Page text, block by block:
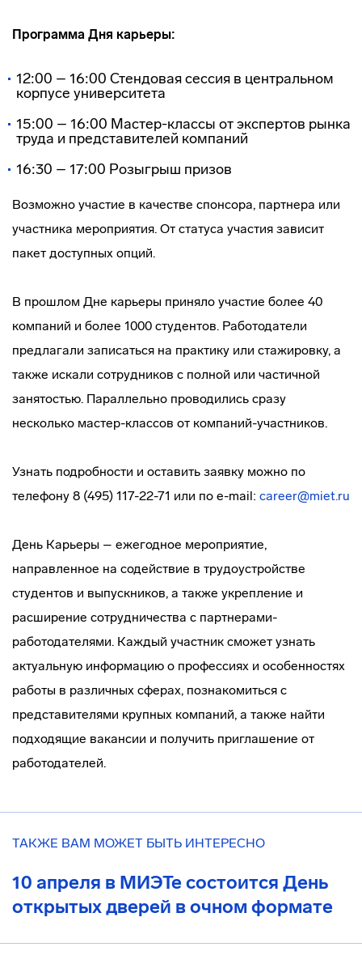
Программа Дня карьеры:
12:00 – 16:00 Стендовая сессия в центральном
корпусе университета
15:00 – 16:00 Мастер-классы от экспертов рынка
труда и представителей компаний
16:30 – 17:00 Розыгрыш призов
Возможно участие в качестве спонсора, партнера или
участника мероприятия. От статуса участия зависит
пакет доступных опций.
В прошлом Дне карьеры приняло участие более 40
компаний и более 1000 студентов. Работодатели
предлагали записаться на практику или стажировку, а
также искали сотрудников с полной или частичной
занятостью. Параллельно проводились сразу
несколько мастер-классов от компаний-участников.
Узнать подробности и оставить заявку можно по
телефону 8 (495) 117-22-71 или по e-mail: career@miet.ru
День Карьеры – ежегодное мероприятие,
направленное на содействие в трудоустройстве
студентов и выпускников, а также укрепление и
расширение сотрудничества с партнерами-
работодателями. Каждый участник сможет узнать
актуальную информацию о профессиях и особенностях
работы в различных сферах, познакомиться с
представителями крупных компаний, а также найти
подходящие вакансии и получить приглашение от
работодателей.
ТАКЖЕ ВАМ МОЖЕТ БЫТЬ ИНТЕРЕСНО
10 апреля в МИЭТе состоится День
открытых дверей в очном формате